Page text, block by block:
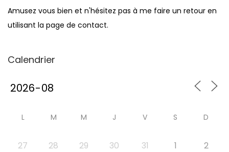
Amusez vous bien et n'hésitez pas à me faire un retour en
utilisant la page de contact.
Calendrier
L M M J V S D
27 28 29 30 31 1 2